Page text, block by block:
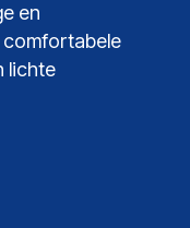
en
comfortabele
lichte